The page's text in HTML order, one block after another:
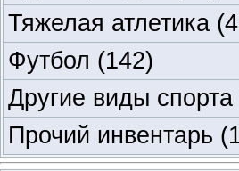
Тяжелая атлетика
Футбол (142)
Другие виды спорта
Прочий инвентарь